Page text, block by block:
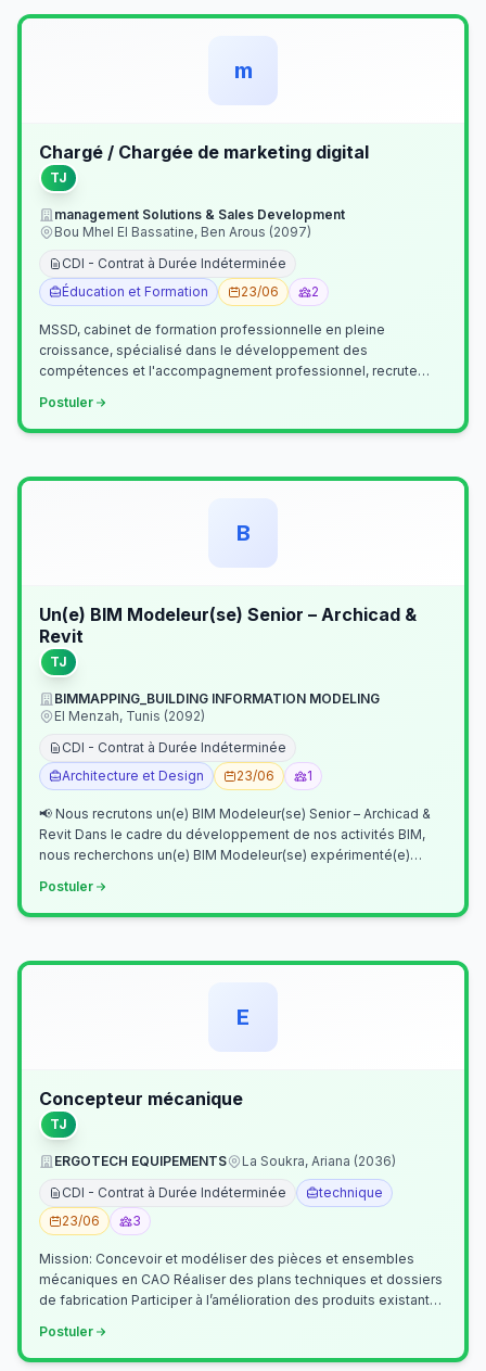
m
Chargé / Chargée de marketing digital
TJ
management Solutions & Sales Development
Bou Mhel El Bassatine, Ben Arous (2097)
CDI - Contrat à Durée Indéterminée
Éducation et Formation
23/06 2
MSSD, cabinet de formation professionnelle en pleine
croissance, spécialisé dans le développement des
compétences et l'accompagnement professionnel, recrute
Postuler
B
Un(e) BIM Modeleur(se) Senior – Archicad &
Revit
TJ
BIMMAPPING_BUILDING INFORMATION MODELING
El Menzah, Tunis (2092)
CDI - Contrat à Durée Indéterminée
Architecture et Design
23/06 1
📢 Nous recrutons un(e) BIM Modeleur(se) Senior – Archicad &
Revit Dans le cadre du développement de nos activités BIM,
nous recherchons un(e) BIM Modeleur(se) expérimenté(e)
Postuler
E
Concepteur mécanique
TJ
ERGOTECH EQUIPEMENTS
La Soukra, Ariana (2036)
CDI - Contrat à Durée Indéterminée
technique
23/06
3
Mission: Concevoir et modéliser des pièces et ensembles
mécaniques en CAO Réaliser des plans techniques et dossiers
de fabrication Participer à l’amélioration des produits existants
Postuler